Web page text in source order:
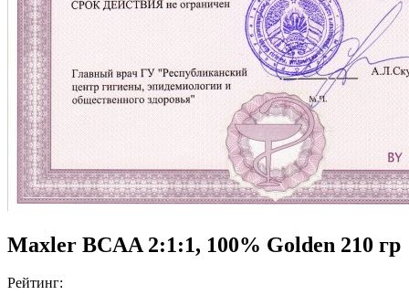
Maxler BCAA 2:1:1, 100% Golden 210 гр
Рейтинг: